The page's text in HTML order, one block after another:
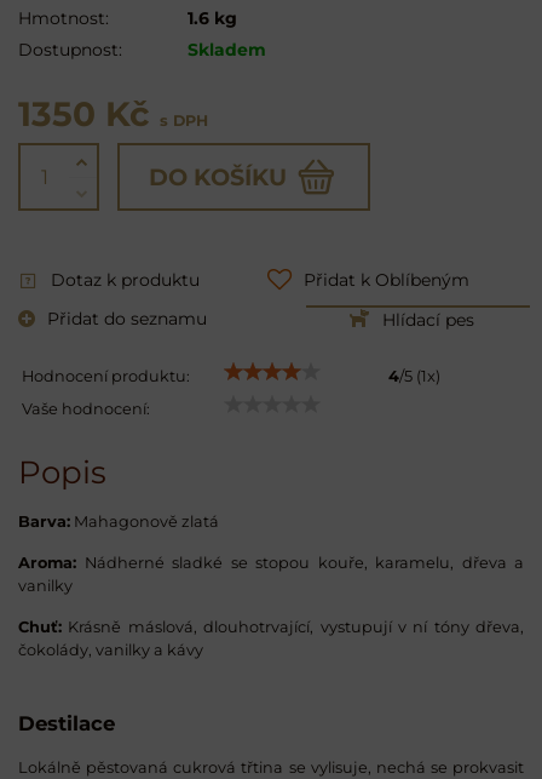
Hmotnost:
1.6 kg
Dostupnost:
Skladem
1350 Kč s DPH
DO KOŠÍKU
Dotaz k produktu
Přidat k Oblíbeným
Přidat do seznamu
Hlídací pes
Hodnocení produktu: 4/5 (1 x)
Vaše hodnocení:
Popis
Barva: Mahagonově zlatá
Aroma: Nádherné sladké se stopou kouře, karamelu, dřeva a
vanilky
Chuť: Krásně máslová, dlouhotrvající, vystupují v ní tóny dřeva,
čokolády, vanilky a kávy
Destilace
Lokálně pěstovaná cukrová třtina se vylisuje, nechá se prokvasit